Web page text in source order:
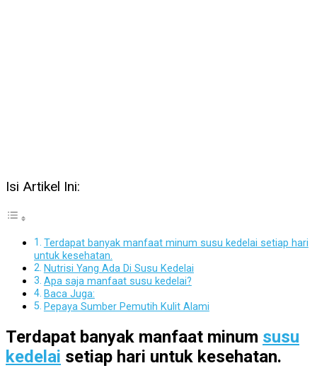
Isi Artikel Ini:
Terdapat banyak manfaat minum susu kedelai setiap hari
untuk kesehatan.
Nutrisi Yang Ada Di Susu Kedelai
Apa saja manfaat susu kedelai?
Baca Juga:
Pepaya Sumber Pemutih Kulit Alami
Terdapat banyak manfaat minum susu
kedelai setiap hari untuk kesehatan.